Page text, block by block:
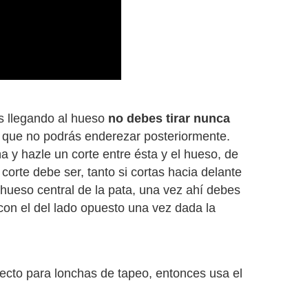
llegando al hueso no debes tirar nunca
no podrás enderezar posteriormente.
y hazle un corte entre ésta y el hueso, de
debe ser, tanto si cortas hacia delante
central de la pata, una vez ahí debes
el del lado opuesto una vez dada la
para lonchas de tapeo, entonces usa el